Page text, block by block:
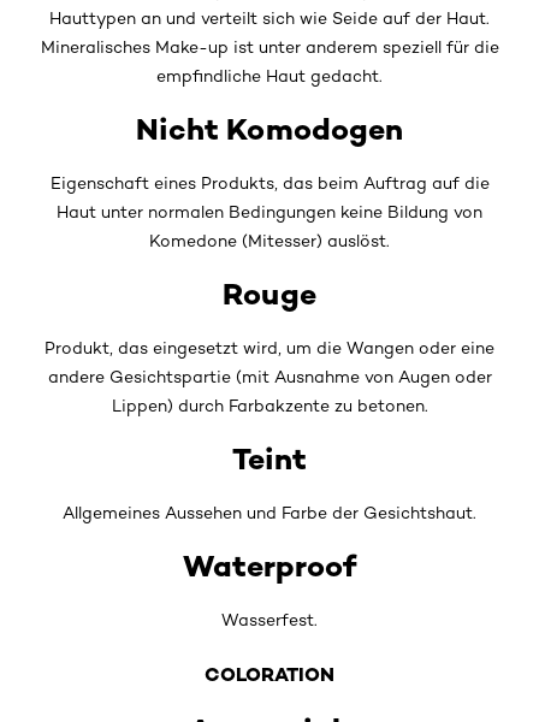
Hauttypen an und verteilt sich wie Seide auf der Haut.
Mineralisches Make-up ist unter anderem speziell für die
empfindliche Haut gedacht.
Nicht Komodogen
Eigenschaft eines Produkts, das beim Auftrag auf die
Haut unter normalen Bedingungen keine Bildung von
Komedone (Mitesser) auslöst.
Rouge
Produkt, das eingesetzt wird, um die Wangen oder eine
andere Gesichtspartie (mit Ausnahme von Augen oder
Lippen) durch Farbakzente zu betonen.
Teint
Allgemeines Aussehen und Farbe der Gesichtshaut.
Waterproof
Wasserfest.
COLORATION